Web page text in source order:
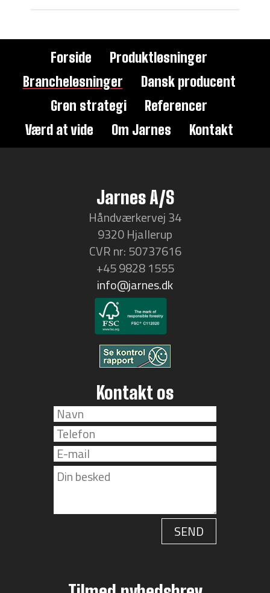
Forside
Produktløsninger
Brancheløsninger
Dansk producent
Grøn strategi
Referencer
Værd at vide
Om Jarnes Kontakt
Jarnes A/S
Håndværkervej 34
9320 Hjallerup
CVR nr: 50737616
+45 9828 1555
info@jarnes.dk
Kontakt os